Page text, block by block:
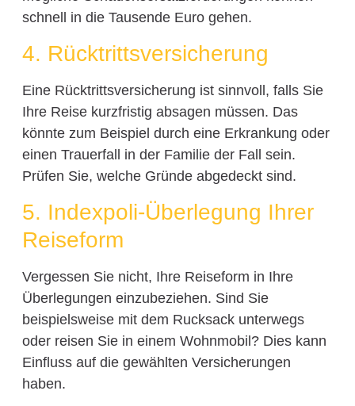
schnell in die Tausende Euro gehen.
4. Rücktrittsversicherung
Eine Rücktrittsversicherung ist sinnvoll, falls Sie
Ihre Reise kurzfristig absagen müssen. Das
könnte zum Beispiel durch eine Erkrankung oder
einen Trauerfall in der Familie der Fall sein.
Prüfen Sie, welche Gründe abgedeckt sind.
5. Indexpoli-Überlegung Ihrer
Reiseform
Vergessen Sie nicht, Ihre Reiseform in Ihre
Überlegungen einzubeziehen. Sind Sie
beispielsweise mit dem Rucksack unterwegs
oder reisen Sie in einem Wohnmobil? Dies kann
Einfluss auf die gewählten Versicherungen
haben.